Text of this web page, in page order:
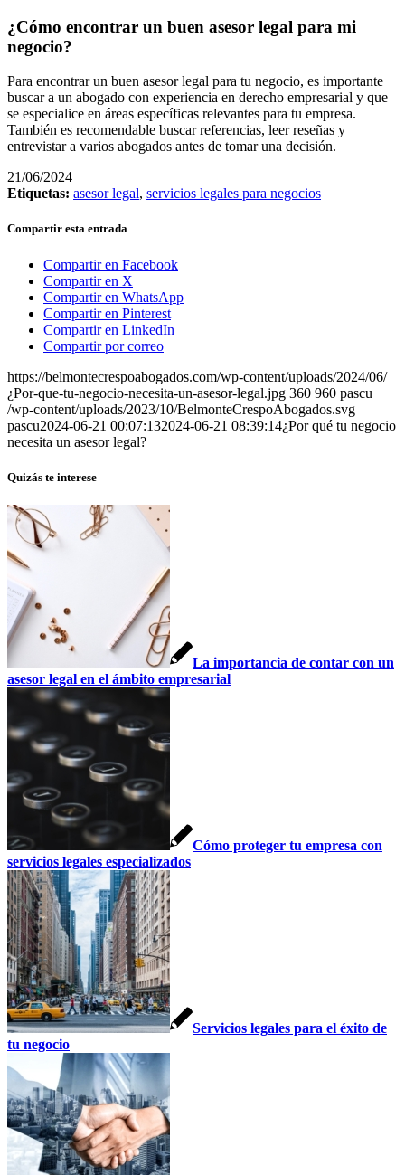
¿Cómo encontrar un buen asesor legal para mi
negocio?
Para encontrar un buen asesor legal para tu negocio, es importante
buscar a un abogado con experiencia en derecho empresarial y que
se especialice en áreas específicas relevantes para tu empresa.
También es recomendable buscar referencias, leer reseñas y
entrevistar a varios abogados antes de tomar una decisión.
21/06/2024
Etiquetas: asesor legal, servicios legales para negocios
Compartir esta entrada
Compartir en Facebook
Compartir en X
Compartir en WhatsApp
Compartir en Pinterest
Compartir en LinkedIn
Compartir por correo
https://belmontecrespoabogados.com/wp-content/uploads/2024/06/
¿Por-que-tu-negocio-necesita-un-asesor-legal.jpg 360 960 pascu
/wp-content/uploads/2023/10/BelmonteCrespoAbogados.svg
pascu2024-06-21 00:07:132024-06-21 08:39:14¿Por qué tu negocio
necesita un asesor legal?
Quizás te interese
La importancia de contar con un
asesor legal en el ámbito empresarial
Cómo proteger tu empresa con
servicios legales especializados
Servicios legales para el éxito de
tu negocio